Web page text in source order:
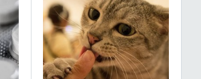
გადახედვა